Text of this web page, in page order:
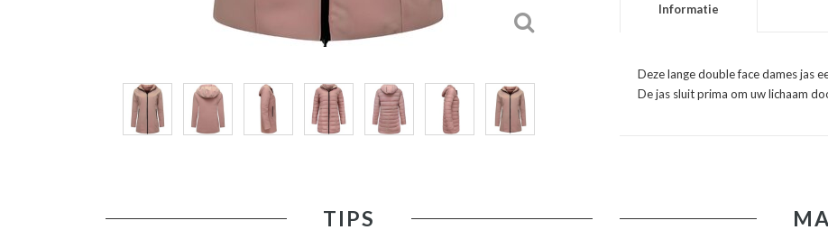
Informatie
Deze lange double face dames jas
De jas sluit prima om uw lichaam
TIPS